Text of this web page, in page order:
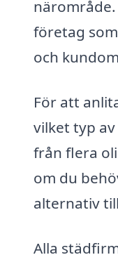
företag
och
För att
vilket typ
från flera
om du
alternativ
Alla